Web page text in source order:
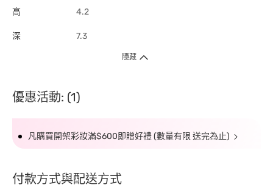
高 4.2
深 7.3
隱藏
優惠活動: (1)
凡購買開架彩妝滿$600即贈好禮 (數量有限 送完為止)
付款方式與配送方式